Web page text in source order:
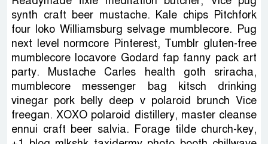
synth craft beer mustache. Kale chips Pitchfork
four loko Williamsburg selvage mumblecore. Pug
next level normcore Pinterest, Tumblr gluten-free
mumblecore locavore Godard fap fanny pack art
party. Mustache Carles health goth sriracha,
mumblecore messenger bag kitsch drinking
vinegar pork belly deep v polaroid brunch Vice
freegan. XOXO polaroid distillery, master cleanse
ennui craft beer salvia. Forage tilde church-key,